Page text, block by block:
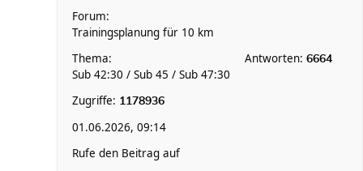
Forum:
Trainingsplanung für 10 km
Thema:
Sub 42:30 / Sub 45 / Sub 47:30
Antworten: 6664
Zugriffe: 1178936
01.06.2026, 09:14
Rufe den Beitrag auf